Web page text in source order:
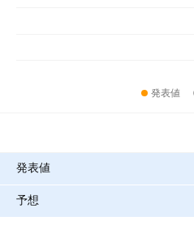
発表値
発表値
予想